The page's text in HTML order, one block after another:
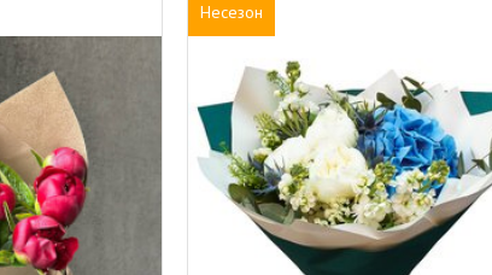
Несезон